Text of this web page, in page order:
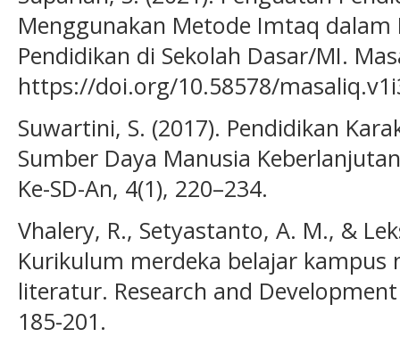
Menggunakan Metode Imtaq
Pendidikan di Sekolah Dasar/MI.
https://doi.org/10.58578/
Suwartini, S. (2017). Pendidikan
Sumber Daya Manusia
Ke-SD-An, 4(1), 220–234.
Vhalery, R., Setyastanto, A. M., &
Kurikulum merdeka belajar kampus
literatur. Research and
185-201.